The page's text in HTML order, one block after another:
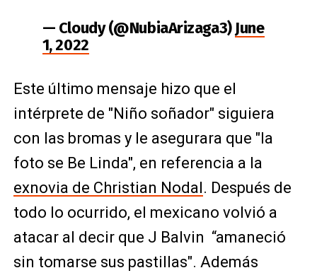
— Cloudy (@NubiaArizaga3)June
1, 2022
Este último mensaje hizo que el
intérprete de "Niño soñador" siguiera
con las bromas y le asegurara que "la
foto se Be Linda", en referencia a la
exnovia de Christian Nodal. Después de
todo lo ocurrido, el mexicano volvió a
atacar al decir que J Balvin “amaneció
sin tomarse sus pastillas". Además